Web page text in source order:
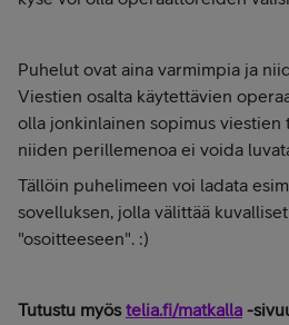
Puhelut ovat aina varmimpia ja
Viestien osalta käytettävien
olla jonkinlainen sopimus viestien
niiden perillemenoa ei voida
Tällöin puhelimeen voi ladata
sovelluksen, jolla välittää
"osoitteeseen". :)
Tutustu myöstelia.fi/matkalla -